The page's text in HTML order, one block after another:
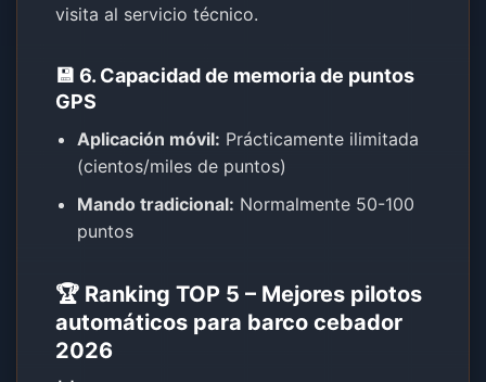
visita al servicio técnico.
💾 6. Capacidad de memoria de puntos
GPS
Aplicación móvil: Prácticamente ilimitada
(cientos/miles de puntos)
Mando tradicional: Normalmente 50-100
puntos
🏆 Ranking TOP 5 – Mejores pilotos
automáticos para barco cebador
2026